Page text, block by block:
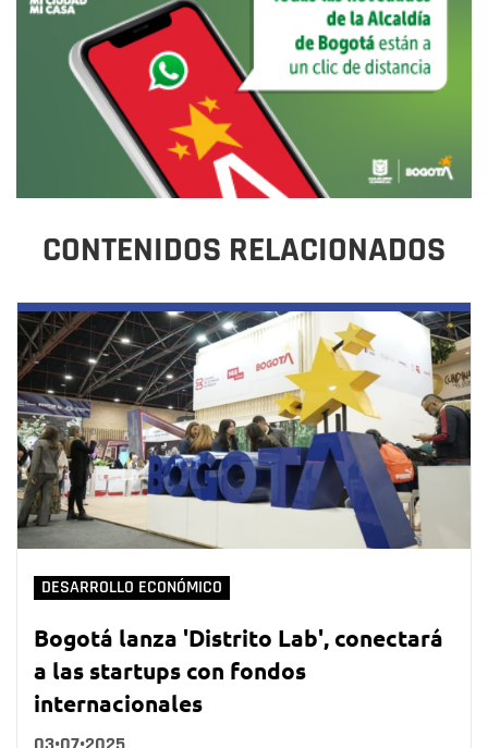
CONTENIDOS RELACIONADOS
DESARROLLO ECONÓMICO
Bogotá lanza 'Distrito Lab', conectará
a las startups con fondos
internacionales